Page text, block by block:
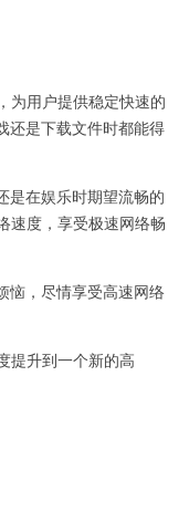
用户提供稳定快速的
还是下载文件时都能得
在娱乐时期望流畅的
速度，享受极速网络畅
，尽情享受高速网络
升到一个新的高